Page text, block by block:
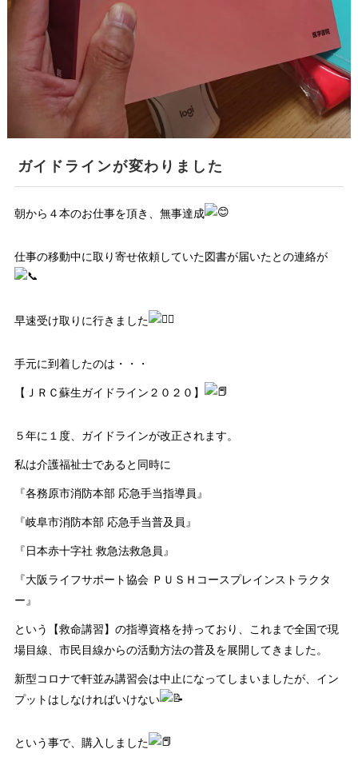
ガイドラインが変わりました
朝から４本のお仕事を頂き、無事達成
仕事の移動中に取り寄せ依頼していた図書が届いたとの連絡が
早速受け取りに行きました
手元に到着したのは・・・
【ＪＲＣ蘇生ガイドライン２０２０】
５年に１度、ガイドラインが改正されます。
私は介護福祉士であると同時に
『各務原市消防本部 応急手当指導員』
『岐阜市消防本部 応急手当普及員』
『日本赤十字社 救急法救急員』
『大阪ライフサポート協会 ＰＵＳＨコースプレインストラクタ
ー』
という【救命講習】の指導資格を持っており、これまで全国で現
場目線、市民目線からの活動方法の普及を展開してきました。
新型コロナで軒並み講習会は中止になってしまいましたが、イン
プットはしなければいけない
という事で、購入しました